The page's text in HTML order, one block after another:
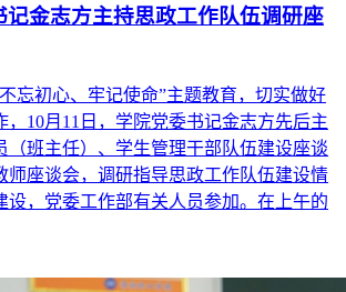
忘初心、牢记使命”主题教育，切实做好
，10月11日，学院党委书记金志方先后主
（班主任）、学生管理干部队伍建设座谈
师座谈会，调研指导思政工作队伍建设情
设，党委工作部有关人员参加。在上午的